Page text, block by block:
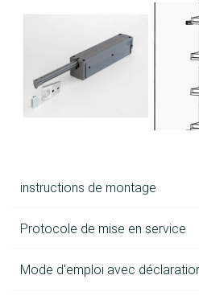
instructions de montage
Protocole de mise en service
Mode d'emploi avec